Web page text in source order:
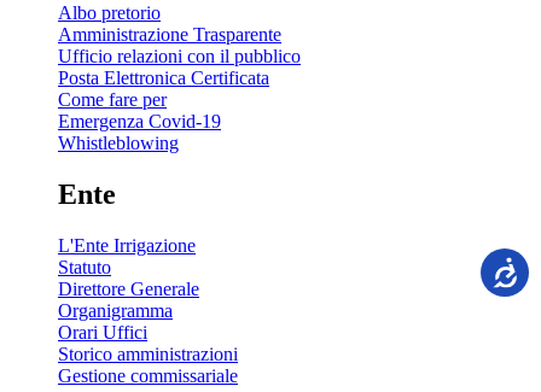
Albo pretorio
Amministrazione Trasparente
Ufficio relazioni con il pubblico
Posta Elettronica Certificata
Come fare per
Emergenza Covid-19
Whistleblowing
Ente
L'Ente Irrigazione
Statuto
Direttore Generale
Organigramma
Orari Uffici
Storico amministrazioni
Gestione commissariale